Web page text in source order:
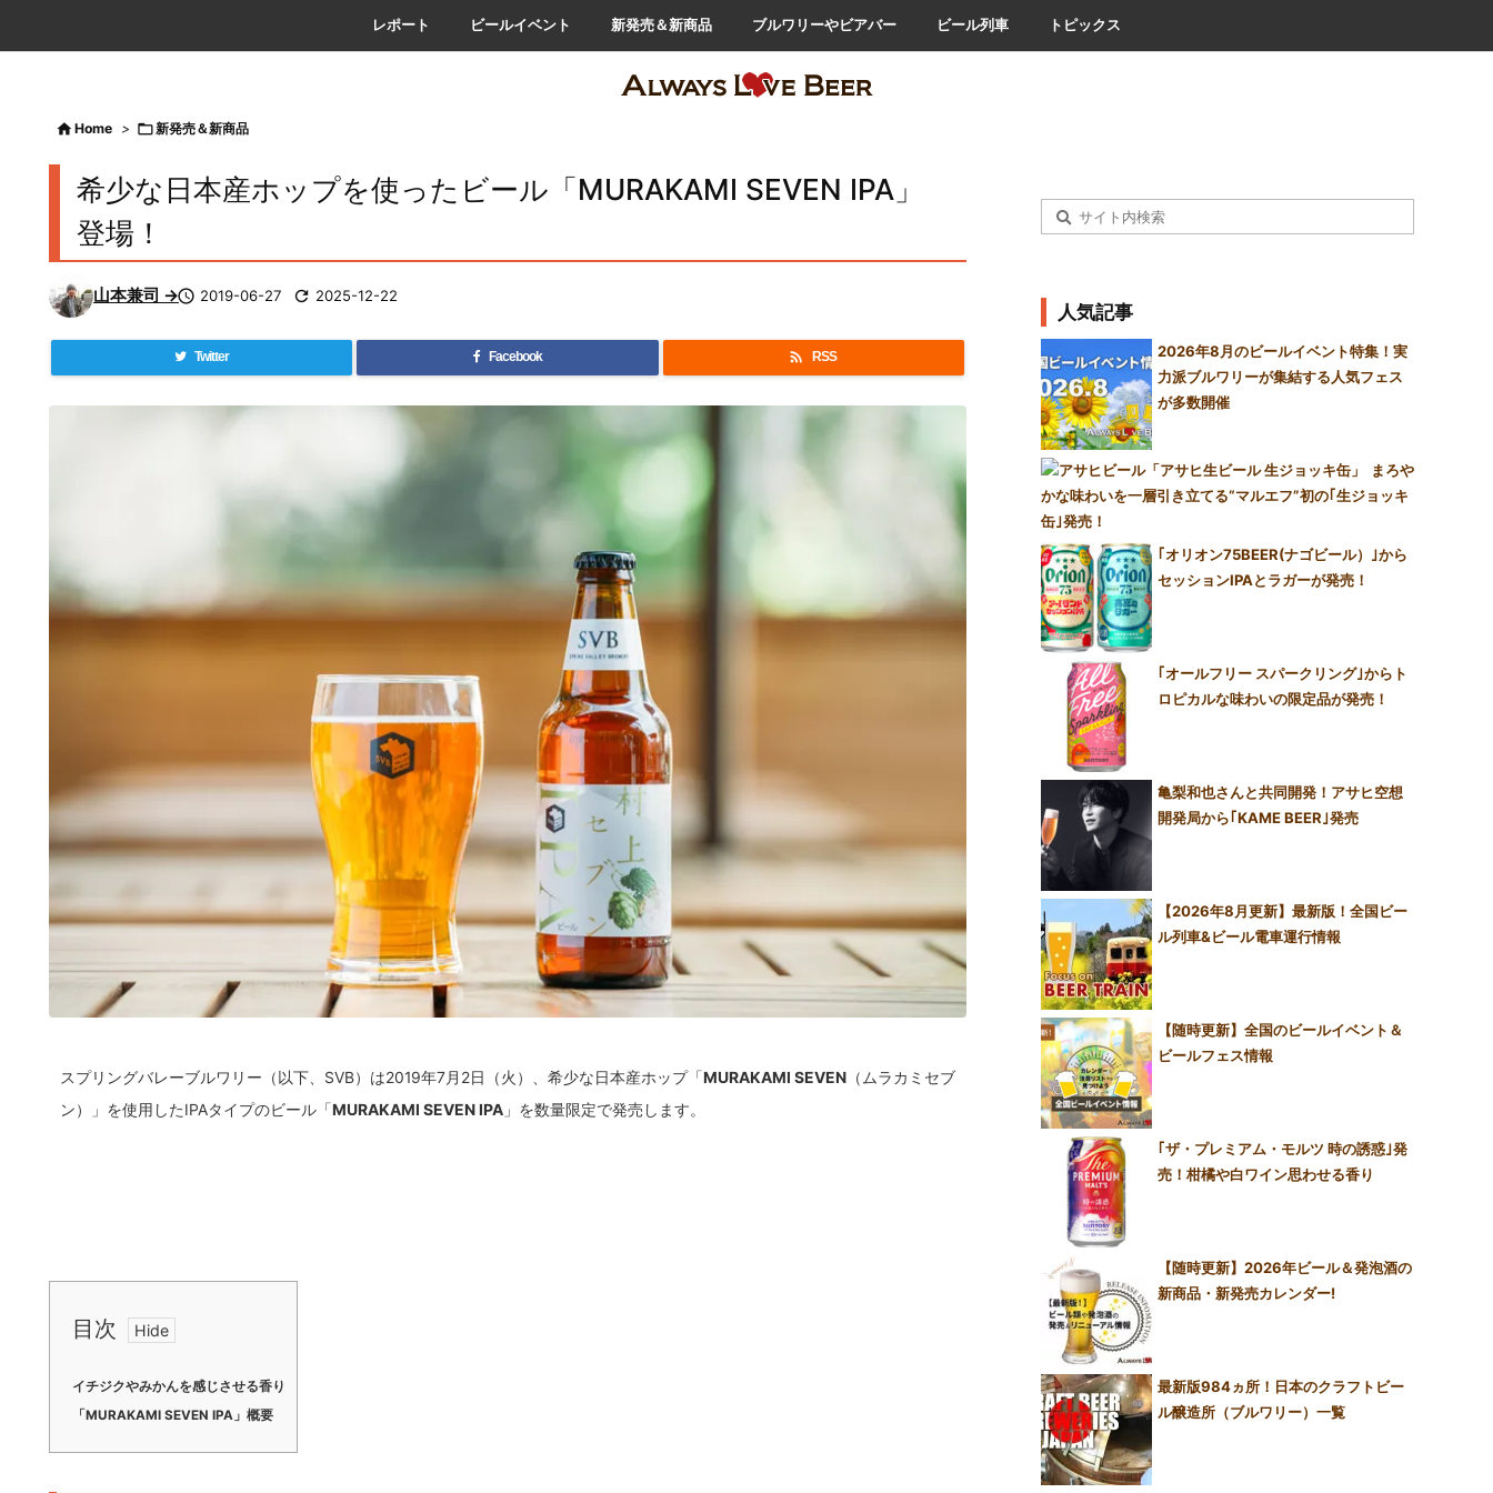
レポート ビールイベント 新発売＆新商品 ブルワリーやビアバー ビール列車 トピックス
 Home > 新発売＆新商品
希少な日本産ホップを使ったビール「MURAKAMI SEVEN IPA」
登場！
山本兼司 → 2019-06-27  2025-12-22
Twitter Facebook  RSS
スプリングバレーブルワリー（以下、SVB）は2019年7月2日（火）、希少な日本産ホップ「MURAKAMI SEVEN （ムラカミセブ
ン）」を使用したIPAタイプのビール「MURAKAMI SEVEN IPA 」を数量限定で発売します。
目次
イチジクやみかんを感じさせる香り
「MURAKAMI SEVEN IPA」概要
人気記事
2026年8月のビールイベント特集！実
力派ブルワリーが集結する人気フェス
が多数開催
まろや
かな味わいを一層引き立てる“マルエフ”初の｢生ジョッキ
缶｣発売！
｢オリオン75BEER(ナゴビール）｣から
セッションIPAとラガーが発売！
｢オールフリー スパークリング｣からト
ロピカルな味わいの限定品が発売！
亀梨和也さんと共同開発！アサヒ空想
開発局から｢KAME BEER｣発売
【2026年8月更新】最新版！全国ビー
ル列車&ビール電車運行情報
【随時更新】全国のビールイベント＆
ビールフェス情報
｢ザ・プレミアム・モルツ 時の誘惑｣発
売！柑橘や白ワイン思わせる香り
【随時更新】2026年ビール＆発泡酒の
新商品・新発売カレンダー!
最新版984ヵ所！日本のクラフトビー
ル醸造所（ブルワリー）一覧